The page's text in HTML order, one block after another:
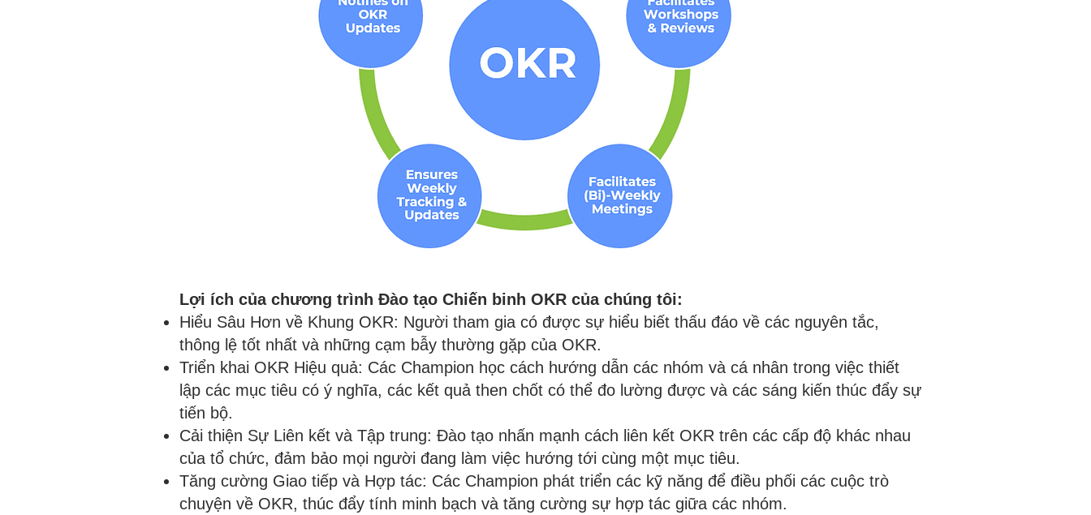
Lợi ích của chương trình Đào tạo Chiến binh OKR của chúng tôi:
Hiểu Sâu Hơn về Khung OKR: Người tham gia có được sự hiểu biết thấu đáo về các nguyên tắc,
thông lệ tốt nhất và những cạm bẫy thường gặp của OKR.
Triển khai OKR Hiệu quả: Các Champion học cách hướng dẫn các nhóm và cá nhân trong việc thiết
lập các mục tiêu có ý nghĩa, các kết quả then chốt có thể đo lường được và các sáng kiến thúc đẩy sự
tiến bộ.
Cải thiện Sự Liên kết và Tập trung: Đào tạo nhấn mạnh cách liên kết OKR trên các cấp độ khác nhau
của tổ chức, đảm bảo mọi người đang làm việc hướng tới cùng một mục tiêu.
Tăng cường Giao tiếp và Hợp tác: Các Champion phát triển các kỹ năng để điều phối các cuộc trò
chuyện về OKR, thúc đẩy tính minh bạch và tăng cường sự hợp tác giữa các nhóm.